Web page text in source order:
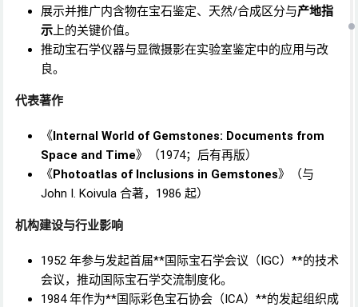
展示并推广内含物在宝石鉴定、天然/合成区分与产地指
示上的关键价值。
推动宝石学仪器与显微摄影在实验室鉴定中的应用与改
良。
代表著作
《Internal World of Gemstones: Documents from
Space and Time》（1974；后有再版）
《Photoatlas of Inclusions in Gemstones》（与
John I. Koivula 合著，1986 起）
机构建设与行业影响
1952 年参与发起首届**国际宝石学会议（IGC）**的技术
会议，推动国际宝石学交流制度化。
1984 年作为**国际彩色宝石协会（ICA）**的发起组织成